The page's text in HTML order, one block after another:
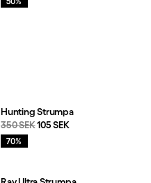
Hunting Strumpa
Originalpris:
350 SEKReapris:
105 SEK
Rea:
70%